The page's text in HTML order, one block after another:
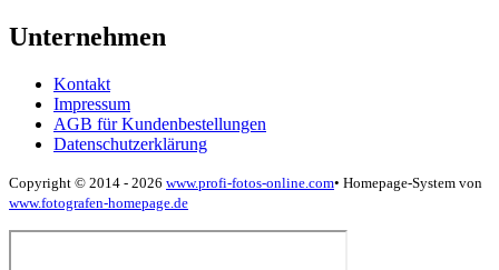
Unternehmen
Kontakt
Impressum
AGB für Kundenbestellungen
Datenschutzerklärung
Copyright © 2014 - 2026 www.profi-fotos-online.com• Homepage-System von
www.fotografen-homepage.de